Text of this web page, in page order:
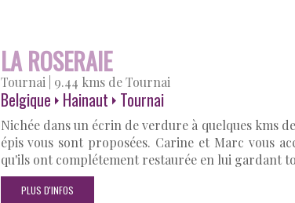
LA ROSERAIE
Tournai 9.44 kms de Tournai
Belgique Hainaut Tournai
Nichée dans un écrin de verdure à quelques kms
épis vous sont proposées. Carine et Marc vous
qu'ils ont complétement restaurée en lui gardant
PLUS D'INFOS